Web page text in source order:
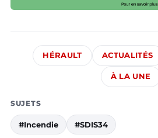
HÉRAULT ACTUALITÉS
À LA UNE
SUJETS
#Incendie #SDIS34